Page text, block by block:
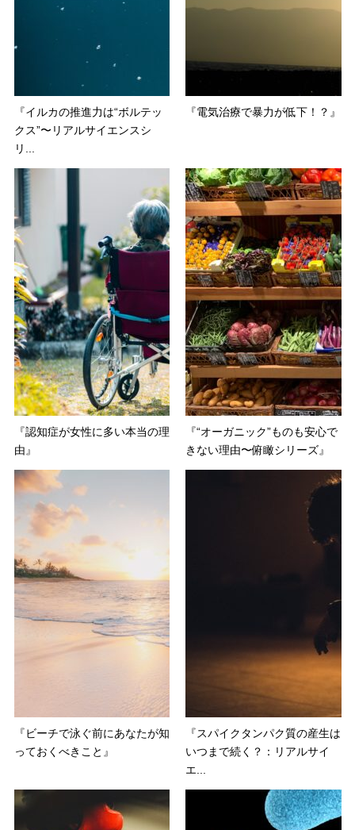
『イルカの推進力は“ボルテッ
クス”〜リアルサイエンスシ
リ...
『電気治療で暴力が低下！？』
『認知症が女性に多い本当の理
由』
『“オーガニック”ものも安心で
きない理由〜俯瞰シリーズ』
『ビーチで泳ぐ前にあなたが知
っておくべきこと』
『スパイクタンパク質の産生は
いつまで続く？：リアルサイ
エ...